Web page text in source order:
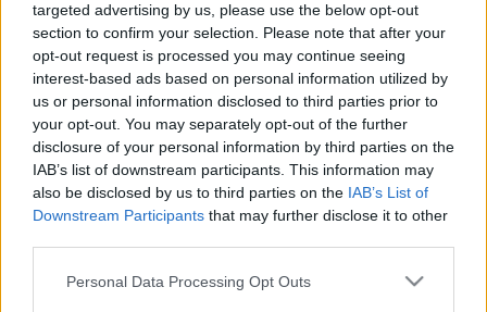
targeted advertising by us, please use the below opt-out
section to confirm your selection. Please note that after your
opt-out request is processed you may continue seeing
interest-based ads based on personal information utilized by
us or personal information disclosed to third parties prior to
your opt-out. You may separately opt-out of the further
disclosure of your personal information by third parties on the
IAB’s list of downstream participants. This information may
also be disclosed by us to third parties on the IAB’s List of
Downstream Participants that may further disclose it to other
Please note that this website/app uses one or more Google
Personal Data Processing Opt Outs
Taxisnet/EUROKINISSI/ΤΑΤΙΑΝΑ ΜΠΟΛΑΡΗ
Προσθέστε το ΕΘΝΟΣ στη Google